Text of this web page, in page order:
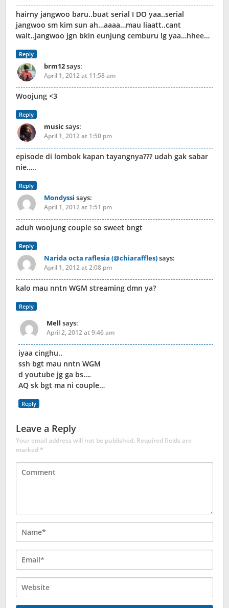
hairny jangwoo baru..buat serial I DO yaa..serial
jangwoo sm kim sun ah…aaaa…mau liaatt..cant
wait..jangwoo jgn bkin eunjung cemburu lg yaa…hhee…
Reply
brm12says:
April 1, 2012 at 11:58 am
Woojung <3
Reply
music says:
April 1, 2012 at 1:50 pm
episode di lombok kapan tayangnya??? udah gak sabar
nie…..
Reply
Mondyssi says:
April 1, 2012 at 1:51 pm
aduh woojung couple so sweet bngt
Reply
Narida octa raflesia (@chiaraffles)says:
April 1, 2012 at 2:08 pm
kalo mau nntn WGM streaming dmn ya?
Reply
Mell says:
April 2, 2012 at 9:46 am
iyaa cinghu..
ssh bgt mau nntn WGM
d youtube jg ga bs….
AQ sk bgt ma ni couple…
Reply
Leave a Reply
Your email address will not be published. Required fields are
marked*